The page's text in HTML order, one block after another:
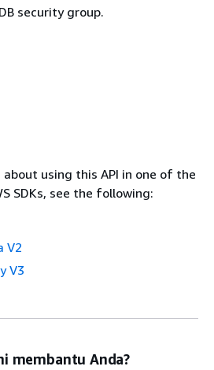
security group.
using this API in one of the
SDKs, see the following:
V2
V3
membantu Anda?